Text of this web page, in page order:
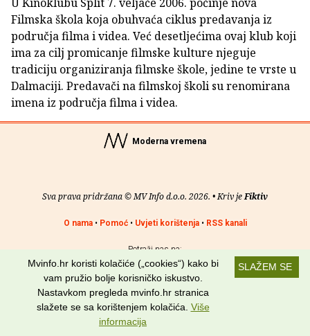
Filmska škola koja obuhvaća ciklus predavanja iz
područja filma i videa. Već desetljećima ovaj klub koji
ima za cilj promicanje filmske kulture njeguje
tradiciju organiziranja filmske škole, jedine te vrste u
Dalmaciji. Predavači na filmskoj školi su renomirana
imena iz područja filma i videa.
Moderna vremena
Sva prava pridržana © MV Info d.o.o. 2026. • Kriv jeFiktiv
O nama• Pomoć• Uvjeti korištenja• RSS kanali
Potraži nas na:
SLAŽEM SE
Mvinfo.hr koristi kolačiće („cookies“) kako bi
vam pružio bolje korisničko iskustvo.
Nastavkom pregleda mvinfo.hr stranica
slažete se sa korištenjem kolačića. Više
informacija